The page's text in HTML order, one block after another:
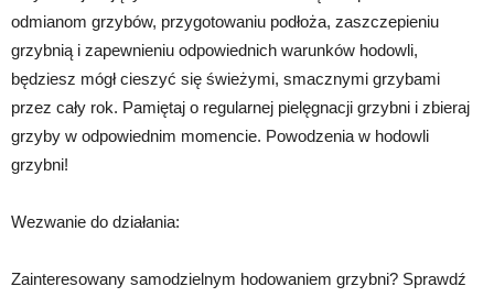
odmianom grzybów, przygotowaniu podłoża, zaszczepieniu
grzybnią i zapewnieniu odpowiednich warunków hodowli,
będziesz mógł cieszyć się świeżymi, smacznymi grzybami
przez cały rok. Pamiętaj o regularnej pielęgnacji grzybni i zbieraj
grzyby w odpowiednim momencie. Powodzenia w hodowli
grzybni!
Wezwanie do działania:
Zainteresowany samodzielnym hodowaniem grzybni? Sprawdź